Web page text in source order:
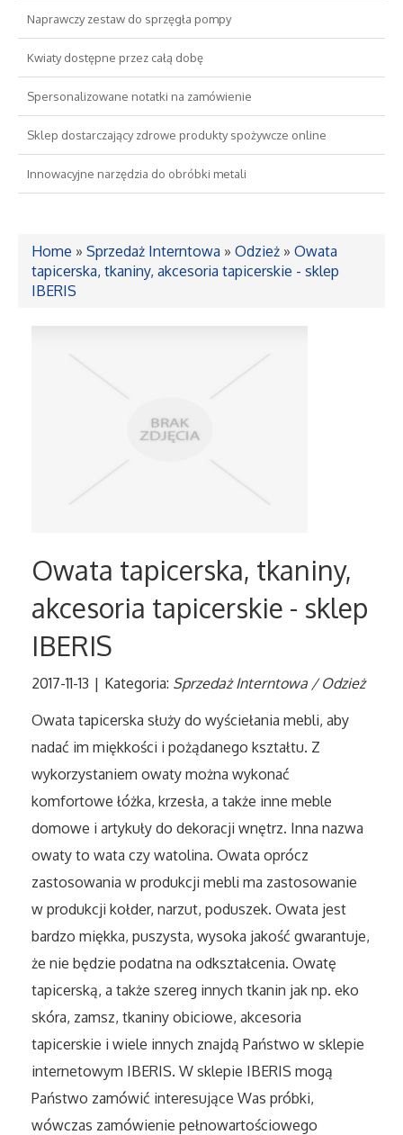
Nieruchomości, Działki
Domy, Mieszkania
Wykształcenie
Placówki Edukacyjne
Konferencje, Sale Szkoleniowe
Wyposażenie Wnętrz
Odzież
Sport
Elektronika, RTV, AGD
Art. Dla Zwierząt
Ogród, Rośliny
Chemia
Art. Spożywcze
Materiały Eksploatacyjne
Inne Sklepy
Elektronarzędzia
Naprawczy zestaw do sprzęgła pompy
Kwiaty dostępne przez całą dobę
Spersonalizowane notatki na zamówienie
Sklep dostarczający zdrowe produkty spożywcze online
Innowacyjne narzędzia do obróbki metali
Home » Sprzedaż Interntowa » Odzież » Owata
tapicerska, tkaniny, akcesoria tapicerskie - sklep
IBERIS
Owata tapicerska, tkaniny,
akcesoria tapicerskie - sklep
IBERIS
2017-11-13 | Kategoria: Sprzedaż Interntowa / Odzież
Owata tapicerska służy do wyściełania mebli, aby
nadać im miękkości i pożądanego kształtu. Z
wykorzystaniem owaty można wykonać
komfortowe łóżka, krzesła, a także inne meble
domowe i artykuły do dekoracji wnętrz. Inna nazwa
owaty to wata czy watolina. Owata oprócz
zastosowania w produkcji mebli ma zastosowanie
w produkcji kołder, narzut, poduszek. Owata jest
bardzo miękka, puszysta, wysoka jakość gwarantuje,
że nie będzie podatna na odkształcenia. Owatę
tapicerską, a także szereg innych tkanin jak np. eko
skóra, zamsz, tkaniny obiciowe, akcesoria
tapicerskie i wiele innych znajdą Państwo w sklepie
internetowym IBERIS. W sklepie IBERIS mogą
Państwo zamówić interesujące Was próbki,
wówczas zamówienie pełnowartościowego